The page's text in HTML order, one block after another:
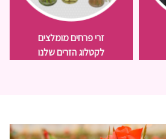
זרי פרחים מומלצים
לקטלוג הזרים שלנו